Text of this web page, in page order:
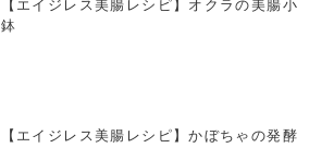
【エイジレス美腸レシピ】オクラの美腸小
鉢
【エイジレス美腸レシピ】かぼちゃの発酵